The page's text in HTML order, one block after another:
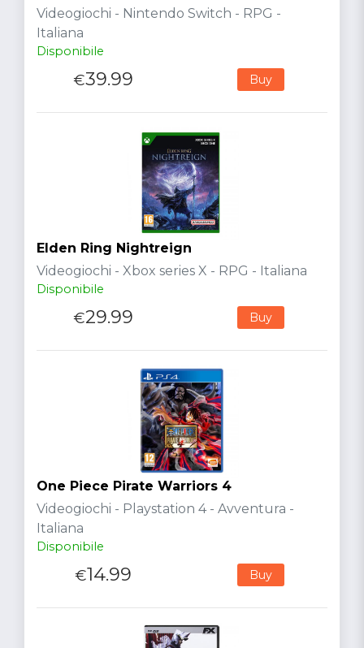
Videogiochi - Nintendo Switch - RPG -
Italiana
Disponibile
€39.99 Buy
Elden Ring Nightreign
Videogiochi - Xbox series X - RPG - Italiana
Disponibile
€29.99 Buy
One Piece Pirate Warriors 4
Videogiochi - Playstation 4 - Avventura -
Italiana
Disponibile
€14.99 Buy